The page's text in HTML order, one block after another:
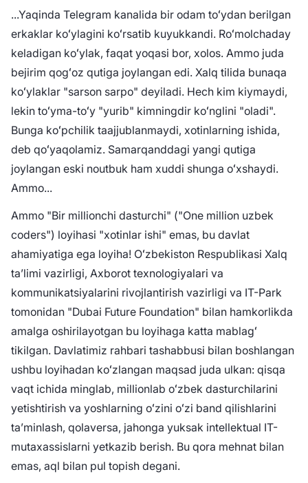
...Yaqinda Telegram kanalida bir odam toʻydan berilgan
erkaklar koʻylagini koʻrsatib kuyukkandi. Roʻmolchaday
keladigan koʻylak, faqat yoqasi bor, xolos. Ammo juda
bejirim qogʻoz qutiga joylangan edi. Xalq tilida bunaqa
koʻylaklar "sarson sarpo" deyiladi. Hech kim kiymaydi,
lekin toʻyma-toʻy "yurib" kimningdir koʻnglini "oladi".
Bunga koʻpchilik taajjublanmaydi, xotinlarning ishida,
deb qoʻyaqolamiz. Samarqanddagi yangi qutiga
joylangan eski noutbuk ham xuddi shunga oʻxshaydi.
Ammo...
Ammo "Bir millionchi dasturchi" ("One million uzbek
coders") loyihasi "xotinlar ishi" emas, bu davlat
ahamiyatiga ega loyiha! Oʻzbekiston Respublikasi Xalq
taʼlimi vazirligi, Axborot texnologiyalari va
kommunikatsiyalarini rivojlantirish vazirligi va IT-Park
tomonidan "Dubai Future Foundation" bilan hamkorlikda
amalga oshirilayotgan bu loyihaga katta mablagʻ
tikilgan. Davlatimiz rahbari tashabbusi bilan boshlangan
ushbu loyihadan koʻzlangan maqsad juda ulkan: qisqa
vaqt ichida minglab, millionlab oʻzbek dasturchilarini
yetishtirish va yoshlarning oʻzini oʻzi band qilishlarini
taʼminlash, qolaversa, jahonga yuksak intellektual IT-
mutaxassislarni yetkazib berish. Bu qora mehnat bilan
emas, aql bilan pul topish degani.